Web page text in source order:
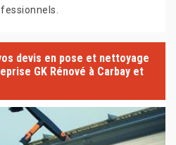
devis en pose et nettoyage
GK Rénové à Carbay et